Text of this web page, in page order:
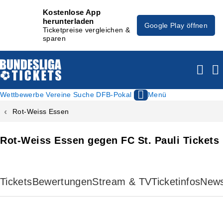
Kostenlose App
herunterladen
Ticketpreise vergleichen &
sparen
Google Play öffnen
Wettbewerbe Vereine Suche DFB-Pokal Menü
Rot-Weiss Essen gegen FC St. Pauli Tickets
Rot-Weiss Essen
TicketsBewertungenStream & TVTicketinfos